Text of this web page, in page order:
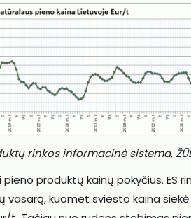
rinkos informacinė sistema,
produktų kainų pokyčius. ES
kuomet sviesto kaina